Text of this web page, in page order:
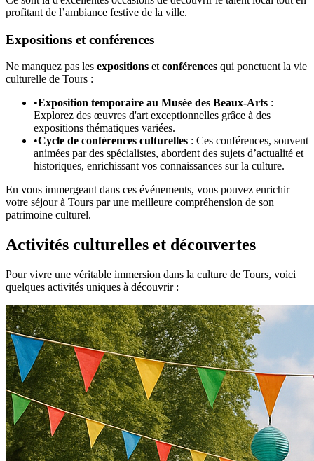
profitant de l’ambiance festive de la ville.
Expositions et conférences
Ne manquez pas les expositions et conférences qui ponctuent la vie
culturelle de Tours :
•Exposition temporaire au Musée des Beaux-Arts :
Explorez des œuvres d'art exceptionnelles grâce à des
expositions thématiques variées.
•Cycle de conférences culturelles : Ces conférences, souvent
animées par des spécialistes, abordent des sujets d’actualité et
historiques, enrichissant vos connaissances sur la culture.
En vous immergeant dans ces événements, vous pouvez enrichir
votre séjour à Tours par une meilleure compréhension de son
patrimoine culturel.
Activités culturelles et découvertes
Pour vivre une véritable immersion dans la culture de Tours, voici
quelques activités uniques à découvrir :